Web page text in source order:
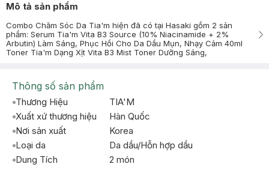
Mô tả sản phẩm
Combo Chăm Sóc Da Tia'm hiện đã có tại Hasaki gồm 2 sản
phẩm: Serum Tia'm Vita B3 Source (10% Niacinamide + 2%
Arbutin) Làm Sáng, Phục Hồi Cho Da Dầu Mụn, Nhạy Cảm 40ml
Toner Tia'm Dạng Xịt Vita B3 Mist Toner Dưỡng Sáng,
Thông số sản phẩm
Thương Hiệu
TIA'M
Xuất xứ thương hiệu
Hàn Quốc
Nơi sản xuất
Korea
Loại da
Da dầu/Hỗn hợp dầu
Dung Tích
2 món